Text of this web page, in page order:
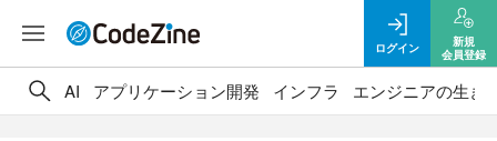
ログイン
新規
会員登録
AI アプリケーション開発 インフラ エンジニアの生き